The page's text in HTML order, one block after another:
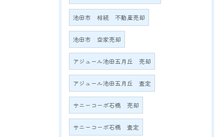
池田市 相続 不動産売却
池田市 空家売却
アジュール池田五月丘 売却
アジュール池田五月丘 査定
サニーコーポ石橋 売却
サニーコーポ石橋 査定